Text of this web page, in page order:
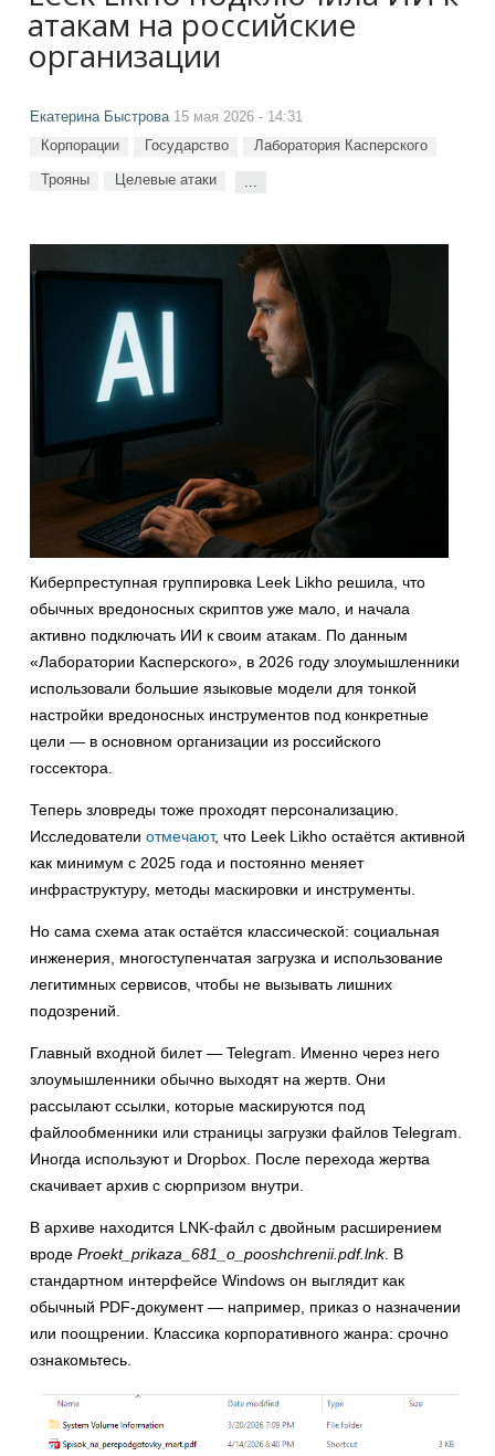
атакам на российские
организации
Екатерина Быстрова15 мая 2026 - 14:31
Корпорации Государство Лаборатория Касперского
Трояны Целевые атаки ...
Киберпреступная группировка Leek Likho решила, что
обычных вредоносных скриптов уже мало, и начала
активно подключать ИИ к своим атакам. По данным
«Лаборатории Касперского», в 2026 году злоумышленники
использовали большие языковые модели для тонкой
настройки вредоносных инструментов под конкретные
цели — в основном организации из российского
госсектора.
Теперь зловреды тоже проходят персонализацию.
Исследователи отмечают, что Leek Likho остаётся активной
как минимум с 2025 года и постоянно меняет
инфраструктуру, методы маскировки и инструменты.
Но сама схема атак остаётся классической: социальная
инженерия, многоступенчатая загрузка и использование
легитимных сервисов, чтобы не вызывать лишних
подозрений.
Главный входной билет — Telegram. Именно через него
злоумышленники обычно выходят на жертв. Они
рассылают ссылки, которые маскируются под
файлообменники или страницы загрузки файлов Telegram.
Иногда используют и Dropbox. После перехода жертва
скачивает архив с сюрпризом внутри.
В архиве находится LNK-файл с двойным расширением
вроде Proekt_prikaza_681_o_pooshchrenii.pdf.lnk. В
стандартном интерфейсе Windows он выглядит как
обычный PDF-документ — например, приказ о назначении
или поощрении. Классика корпоративного жанра: срочно
ознакомьтесь.